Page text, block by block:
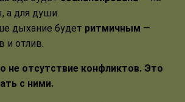
а для души.
дыхание будет ритмичным —
и отлив.
не отсутствие конфликтов. Это
с ними.